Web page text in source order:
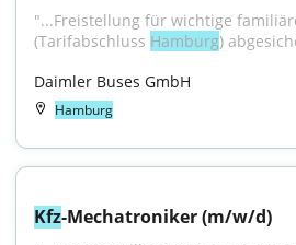
"...Freistellung für wichtige
(Tarifabschluss Hamburg)
Daimler Buses GmbH
Hamburg
Kfz-Mechatroniker (m/w/d)